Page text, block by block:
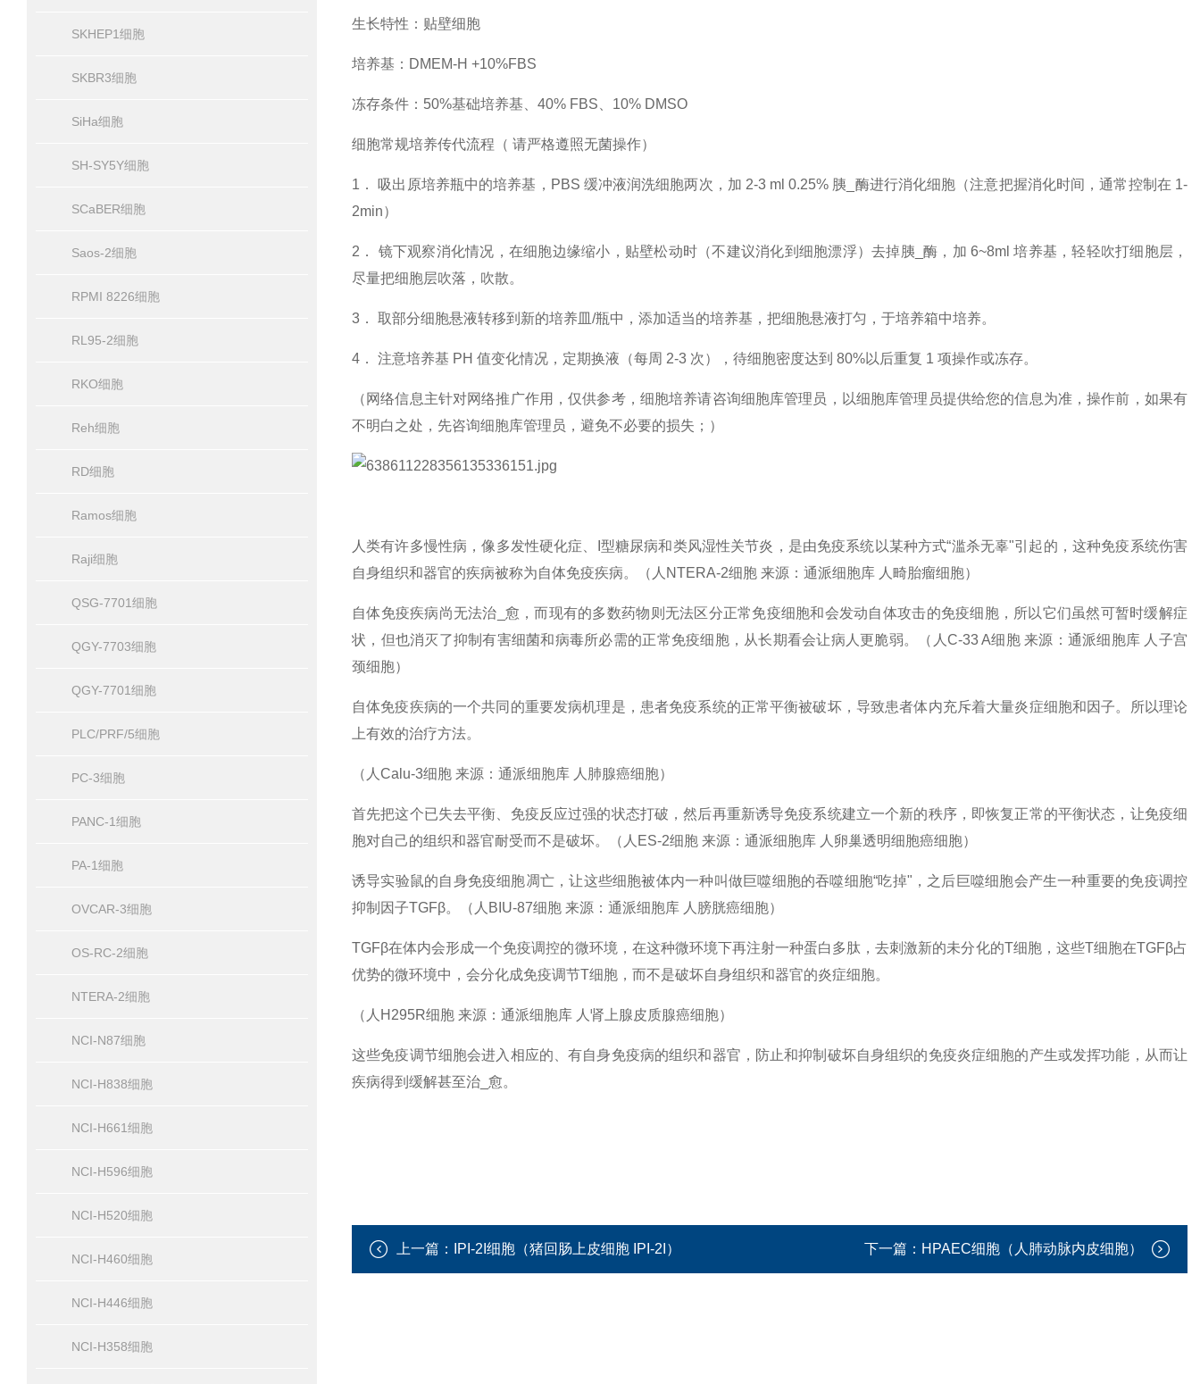
SKHEP1细胞
SKBR3细胞
SiHa细胞
SH-SY5Y细胞
SCaBER细胞
Saos-2细胞
RPMI 8226细胞
RL95-2细胞
RKO细胞
Reh细胞
RD细胞
Ramos细胞
Raji细胞
QSG-7701细胞
QGY-7703细胞
QGY-7701细胞
PLC/PRF/5细胞
PC-3细胞
PANC-1细胞
PA-1细胞
OVCAR-3细胞
OS-RC-2细胞
NTERA-2细胞
NCI-N87细胞
NCI-H838细胞
NCI-H661细胞
NCI-H596细胞
NCI-H520细胞
NCI-H460细胞
NCI-H446细胞
NCI-H358细胞
生长特性：贴壁细胞
培养基：DMEM-H +10%FBS
冻存条件：50%基础培养基、40% FBS、10% DMSO
细胞常规培养传代流程（ 请严格遵照无菌操作）
1． 吸出原培养瓶中的培养基，PBS 缓冲液润洗细胞两次，加 2-3 ml 0.25% 胰_酶进行消化细胞（注意把握消化时间，通常控制在 1-
2min）
2． 镜下观察消化情况，在细胞边缘缩小，贴壁松动时（不建议消化到细胞漂浮）去掉胰_酶，加 6~8ml 培养基，轻轻吹打细胞层，
尽量把细胞层吹落，吹散。
3． 取部分细胞悬液转移到新的培养皿/瓶中，添加适当的培养基，把细胞悬液打匀，于培养箱中培养。
4． 注意培养基 PH 值变化情况，定期换液（每周 2-3 次），待细胞密度达到 80%以后重复 1 项操作或冻存。
（网络信息主针对网络推广作用，仅供参考，细胞培养请咨询细胞库管理员，以细胞库管理员提供给您的信息为准，操作前，如果有
不明白之处，先咨询细胞库管理员，避免不必要的损失；）
人类有许多慢性病，像多发性硬化症、I型糖尿病和类风湿性关节炎，是由免疫系统以某种方式“滥杀无辜"引起的，这种免疫系统伤害
自身组织和器官的疾病被称为自体免疫疾病。（人NTERA-2细胞 来源：通派细胞库 人畸胎瘤细胞）
自体免疫疾病尚无法治_愈，而现有的多数药物则无法区分正常免疫细胞和会发动自体攻击的免疫细胞，所以它们虽然可暂时缓解症
状，但也消灭了抑制有害细菌和病毒所必需的正常免疫细胞，从长期看会让病人更脆弱。（人C-33 A细胞 来源：通派细胞库 人子宫
颈细胞）
自体免疫疾病的一个共同的重要发病机理是，患者免疫系统的正常平衡被破坏，导致患者体内充斥着大量炎症细胞和因子。所以理论
上有效的治疗方法。
（人Calu-3细胞 来源：通派细胞库 人肺腺癌细胞）
首先把这个已失去平衡、免疫反应过强的状态打破，然后再重新诱导免疫系统建立一个新的秩序，即恢复正常的平衡状态，让免疫细
胞对自己的组织和器官耐受而不是破坏。（人ES-2细胞 来源：通派细胞库 人卵巢透明细胞癌细胞）
诱导实验鼠的自身免疫细胞凋亡，让这些细胞被体内一种叫做巨噬细胞的吞噬细胞“吃掉"，之后巨噬细胞会产生一种重要的免疫调控
抑制因子TGFβ。（人BIU-87细胞 来源：通派细胞库 人膀胱癌细胞）
TGFβ在体内会形成一个免疫调控的微环境，在这种微环境下再注射一种蛋白多肽，去刺激新的未分化的T细胞，这些T细胞在TGFβ占
优势的微环境中，会分化成免疫调节T细胞，而不是破坏自身组织和器官的炎症细胞。
（人H295R细胞 来源：通派细胞库 人肾上腺皮质腺癌细胞）
这些免疫调节细胞会进入相应的、有自身免疫病的组织和器官，防止和抑制破坏自身组织的免疫炎症细胞的产生或发挥功能，从而让
疾病得到缓解甚至治_愈。
上一篇： IPI-2I细胞（猪回肠上皮细胞 IPI-2I） 下一篇： HPAEC细胞（人肺动脉内皮细胞）